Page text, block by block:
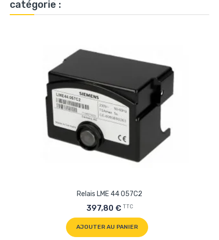
catégorie :
Relais LME 44 057C2
397,80 € TTC
AJOUTER AU PANIER